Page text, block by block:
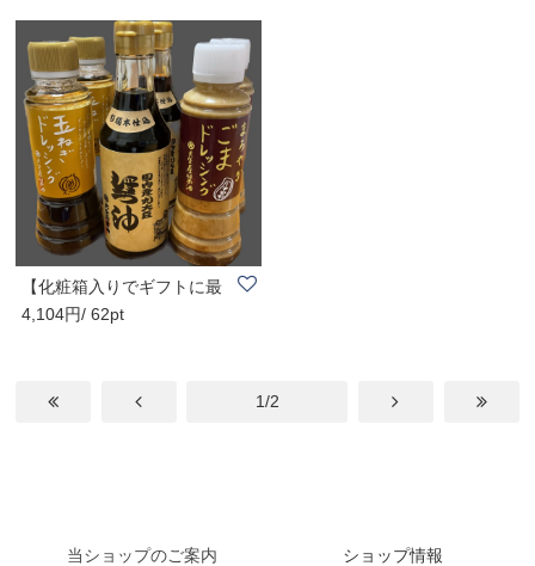
【化粧箱入りでギフトに最
適】大正屋醤油..
4,104円/ 62pt
1/2
当ショップのご案内 ショップ情報